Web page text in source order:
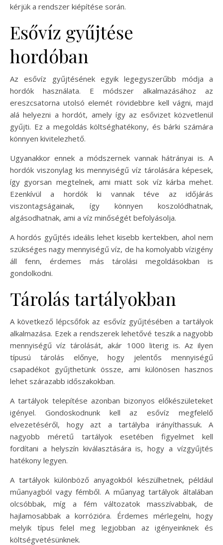
kérjük a rendszer kiépítése során.
Esővíz gyűjtése
hordóban
Az esővíz gyűjtésének egyik legegyszerűbb módja a
hordók használata. E módszer alkalmazásához az
ereszcsatorna utolsó elemét rövidebbre kell vágni, majd
alá helyezni a hordót, amely így az esővizet közvetlenül
gyűjti. Ez a megoldás költséghatékony, és bárki számára
könnyen kivitelezhető.
Ugyanakkor ennek a módszernek vannak hátrányai is. A
hordók viszonylag kis mennyiségű víz tárolására képesek,
így gyorsan megtelnek, ami miatt sok víz kárba mehet.
Ezenkívül a hordók ki vannak téve az időjárás
viszontagságainak, így könnyen koszolódhatnak,
algásodhatnak, ami a víz minőségét befolyásolja.
A hordós gyűjtés ideális lehet kisebb kertekben, ahol nem
szükséges nagy mennyiségű víz, de ha komolyabb vízigény
áll fenn, érdemes más tárolási megoldásokban is
gondolkodni.
Tárolás tartályokban
A következő lépcsőfok az esővíz gyűjtésében a tartályok
alkalmazása. Ezek a rendszerek lehetővé teszik a nagyobb
mennyiségű víz tárolását, akár 1000 literig is. Az ilyen
típusú tárolás előnye, hogy jelentős mennyiségű
csapadékot gyűjthetünk össze, ami különösen hasznos
lehet szárazabb időszakokban.
A tartályok telepítése azonban bizonyos előkészületeket
igényel. Gondoskodnunk kell az esővíz megfelelő
elvezetéséről, hogy azt a tartályba irányíthassuk. A
nagyobb méretű tartályok esetében figyelmet kell
fordítani a helyszín kiválasztására is, hogy a vízgyűjtés
hatékony legyen.
A tartályok különböző anyagokból készülhetnek, például
műanyagból vagy fémből. A műanyag tartályok általában
olcsóbbak, míg a fém változatok masszívabbak, de
hajlamosabbak a korrózióra. Érdemes mérlegelni, hogy
melyik típus felel meg legjobban az igényeinknek és
költségvetésünknek.